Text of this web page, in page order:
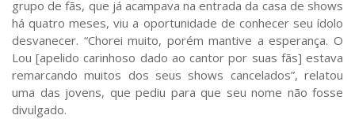
grupo de fãs, que já acampava na entrada da casa de shows
há quatro meses, viu a oportunidade de conhecer seu ídolo
desvanecer. “Chorei muito, porém mantive a esperança. O
Lou [apelido carinhoso dado ao cantor por suas fãs] estava
remarcando muitos dos seus shows cancelados”, relatou
uma das jovens, que pediu para que seu nome não fosse
divulgado.